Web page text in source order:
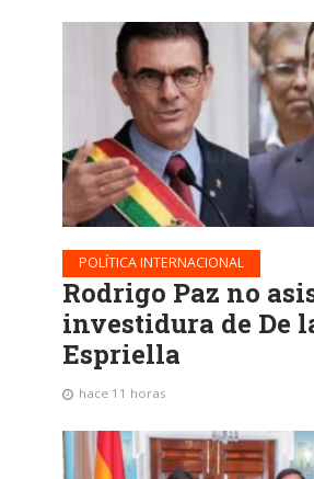
POLÍTICA INTERNACIONAL
Rodrigo Paz no
investidura de De
Espriella
hace 11 horas